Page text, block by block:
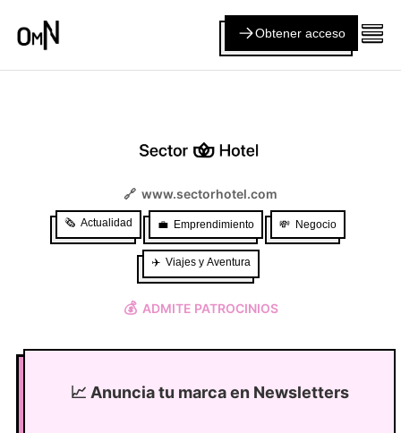
Obtener acceso
🔗 www.sectorhotel.com
🗞️ Actualidad 💼 Emprendimiento 💸 Negocio
✈️ Viajes y Aventura
💰 ADMITE PATROCINIOS
📈 Anuncia tu marca en Newsletters